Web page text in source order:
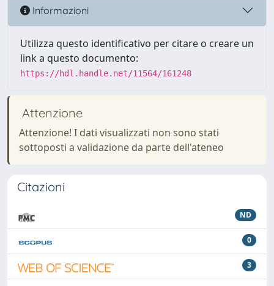
Informazioni
Utilizza questo identificativo per citare o creare un
link a questo documento:
https://hdl.handle.net/11564/161248
Attenzione
Attenzione! I dati visualizzati non sono stati
sottoposti a validazione da parte dell'ateneo
Citazioni
ND
0
3